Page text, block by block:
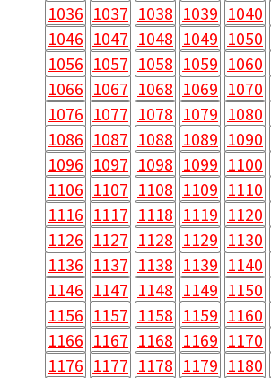
1036 1037 1038 1039 1040
1046 1047 1048 1049 1050
1056 1057 1058 1059 1060
1066 1067 1068 1069 1070
1076 1077 1078 1079 1080
1086 1087 1088 1089 1090
1096 1097 1098 1099 1100
1106 1107 1108 1109 1110
1116 1117 1118 1119 1120
1126 1127 1128 1129 1130
1136 1137 1138 1139 1140
1146 1147 1148 1149 1150
1156 1157 1158 1159 1160
1166 1167 1168 1169 1170
1176 1177 1178 1179 1180